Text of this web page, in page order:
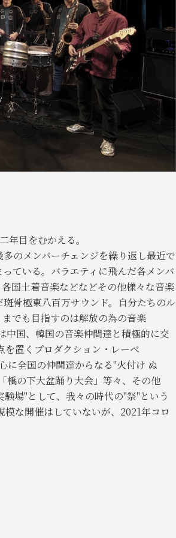
目をむかえる。
のメンバーチェンジを繰り返し最近で
ている。バラエティに飛んだ各メンバ
国土着音楽などなどその他様々な音楽
骨極東八百万サウンド。自分たちのル
でも目指すのは解放の為の音楽
国、韓国の音楽仲間達と積極的に交
置くプロダクション・レーベ
全国の仲間達からなる"火付け ぬ
橋の下大盆踊り大会」等々、その他
場"として、我々の時代の"祭"という
な開催はしていないが、2021年コロ